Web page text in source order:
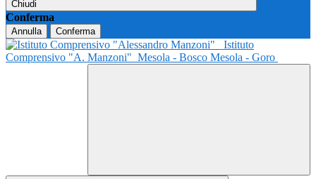
Chiudi
Conferma
Annulla Conferma
Istituto
Comprensivo "A. Manzoni" Mesola - Bosco Mesola - Goro